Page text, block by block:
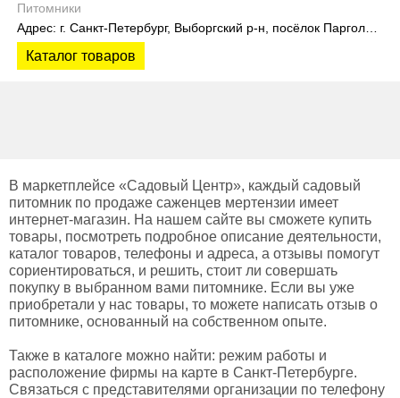
Питомники
Каталог товаров
В маркетплейсе «Садовый Центр», каждый садовый
питомник по продаже саженцев мертензии имеет
интернет-магазин. На нашем сайте вы сможете купить
товары, посмотреть подробное описание деятельности,
каталог товаров, телефоны и адреса, а отзывы помогут
сориентироваться, и решить, стоит ли совершать
покупку в выбранном вами питомнике. Если вы уже
приобретали у нас товары, то можете написать отзыв о
питомнике, основанный на собственном опыте.
Также в каталоге можно найти: режим работы и
расположение фирмы на карте в Санкт-Петербурге.
Связаться с представителями организации по телефону